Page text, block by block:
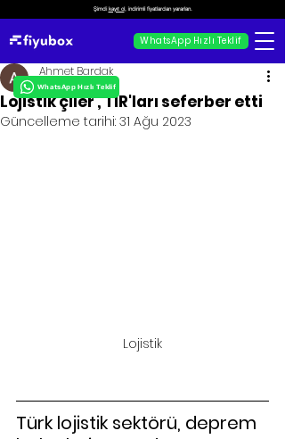
Şimdi kayıt ol, indirimli fiyatlardan yararlan.
WhatsApp Hızlı Teklif
Lojistik çiler , TIR'ları seferber etti
Ahmet Bardak
Güncelleme tarihi: 31 Ağu 2023
Lojistik
Türk lojistik sektörü, deprem
WhatsApp Hızlı Teklif